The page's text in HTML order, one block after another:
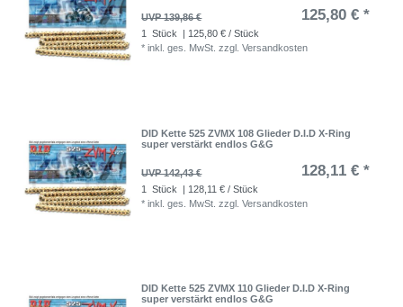
UVP 139,86 € 125,80 € *
1 Stück
| 125,80 € / Stück
*inkl. ges. MwSt. zzgl.Versandkosten
DID Kette 525 ZVMX 108 Glieder D.I.D X-Ring
super verstärkt endlos G&G
UVP 142,43 € 128,11 € *
1 Stück
| 128,11 € / Stück
*inkl. ges. MwSt. zzgl.Versandkosten
DID Kette 525 ZVMX 110 Glieder D.I.D X-Ring
super verstärkt endlos G&G